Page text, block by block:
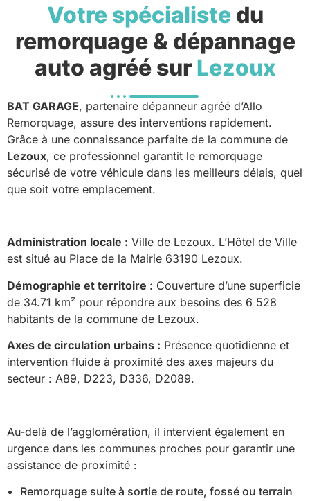
Votre spécialistedu
remorquage & dépannage
auto agréé sur Lezoux
BAT GARAGE, partenaire dépanneur agréé d’Allo
Remorquage, assure des interventions rapidement.
Grâce à une connaissance parfaite de la commune de
Lezoux, ce professionnel garantit le remorquage
sécurisé de votre véhicule dans les meilleurs délais, quel
que soit votre emplacement.
Administration locale : Ville de Lezoux. L’Hôtel de Ville
est situé au Place de la Mairie 63190 Lezoux.
Démographie et territoire : Couverture d’une superficie
de 34.71 km² pour répondre aux besoins des 6 528
habitants de la commune de Lezoux.
Axes de circulation urbains : Présence quotidienne et
intervention fluide à proximité des axes majeurs du
secteur : A89, D223, D336, D2089.
Au-delà de l’agglomération, il intervient également en
urgence dans les communes proches pour garantir une
assistance de proximité :
Remorquage suite à sortie de route, fossé ou terrain